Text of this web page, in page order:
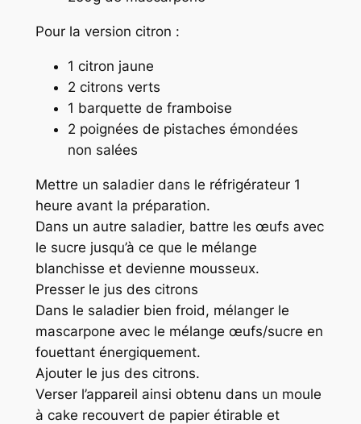
Pour la version citron :
1 citron jaune
2 citrons verts
1 barquette de framboise
2 poignées de pistaches émondées
non salées
Mettre un saladier dans le réfrigérateur 1
heure avant la préparation.
Dans un autre saladier, battre les œufs avec
le sucre jusqu’à ce que le mélange
blanchisse et devienne mousseux.
Presser le jus des citrons
Dans le saladier bien froid, mélanger le
mascarpone avec le mélange œufs/sucre en
fouettant énergiquement.
Ajouter le jus des citrons.
Verser l’appareil ainsi obtenu dans un moule
à cake recouvert de papier étirable et